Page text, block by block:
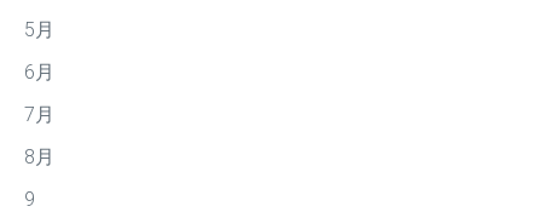
5月
6月
7月
8月
9